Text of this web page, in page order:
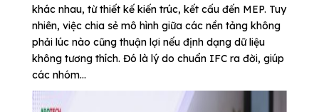
khác nhau, từ thiết kế kiến trúc, kết cấu đến MEP. Tuy
nhiên, việc chia sẻ mô hình giữa các nền tảng không
phải lúc nào cũng thuận lợi nếu định dạng dữ liệu
không tương thích. Đó là lý do chuẩn IFC ra đời, giúp
các nhóm...